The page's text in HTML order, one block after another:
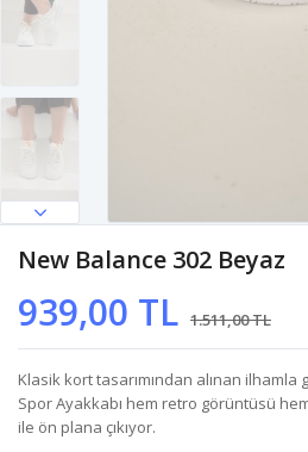
New Balance 302 Beyaz
939,00 TL 1.511,00 TL
Klasik kort tasarımından alınan ilhamla
Spor Ayakkabı hem retro görüntüsü
ile ön plana çıkıyor.